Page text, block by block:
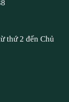
thứ 2 đến Chủ